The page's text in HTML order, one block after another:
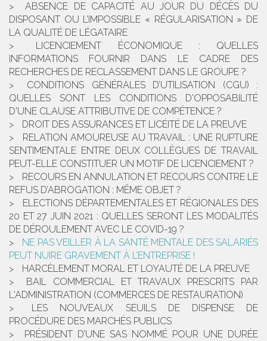
ABSENCE DE CAPACITÉ AU JOUR DU DÉCÈS DU
DISPOSANT OU L’IMPOSSIBLE « RÉGULARISATION » DE
LA QUALITÉ DE LÉGATAIRE
LICENCIEMENT ÉCONOMIQUE : QUELLES
INFORMATIONS FOURNIR DANS LE CADRE DES
RECHERCHES DE RECLASSEMENT DANS LE GROUPE ?
CONDITIONS GÉNÉRALES D’UTILISATION (CGU) :
QUELLES SONT LES CONDITIONS D'OPPOSABILITÉ
D'UNE CLAUSE ATTRIBUTIVE DE COMPÉTENCE ?
DROIT DES ASSURANCES ET LICÉITÉ DE LA PREUVE
RELATION AMOUREUSE AU TRAVAIL : UNE RUPTURE
SENTIMENTALE ENTRE DEUX COLLÈGUES DE TRAVAIL
PEUT-ELLE CONSTITUER UN MOTIF DE LICENCIEMENT ?
RECOURS EN ANNULATION ET RECOURS CONTRE LE
REFUS D’ABROGATION : MÊME OBJET ?
ELECTIONS DÉPARTEMENTALES ET RÉGIONALES DES
20 ET 27 JUIN 2021 : QUELLES SERONT LES MODALITÉS
DE DÉROULEMENT AVEC LE COVID-19 ?
NE PAS VEILLER À LA SANTÉ MENTALE DES SALARIÉS
PEUT NUIRE GRAVEMENT À L’ENTREPRISE !
HARCÈLEMENT MORAL ET LOYAUTÉ DE LA PREUVE
BAIL COMMERCIAL ET TRAVAUX PRESCRITS PAR
L'ADMINISTRATION (COMMERCES DE RESTAURATION)
LES NOUVEAUX SEUILS DE DISPENSE DE
PROCÉDURE DES MARCHÉS PUBLICS
PRÉSIDENT D’UNE SAS NOMMÉ POUR UNE DURÉE